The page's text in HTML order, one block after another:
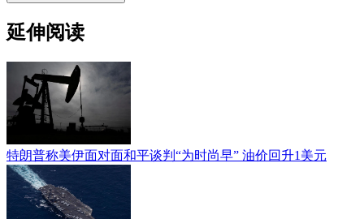
延伸阅读
特朗普称美伊面对面和平谈判“为时尚早” 油价回升1美元